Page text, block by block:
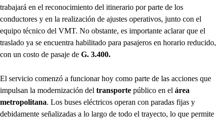
trabajará en el reconocimiento del itinerario por parte de los
conductores y en la realización de ajustes operativos, junto con el
equipo técnico del VMT. No obstante, es importante aclarar que el
traslado ya se encuentra habilitado para pasajeros en horario reducido,
con un costo de pasaje de G. 3.400.
El servicio comenzó a funcionar hoy como parte de las acciones que
impulsan la modernización del transporte público en el área
metropolitana. Los buses eléctricos operan con paradas fijas y
debidamente señalizadas a lo largo de todo el trayecto, lo que permite